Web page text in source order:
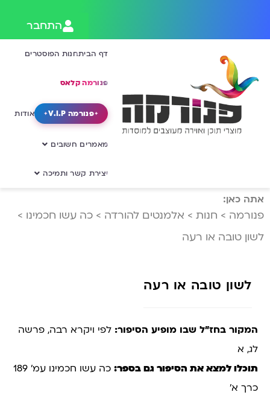
התחבר
דף הביתחנות הפוסטרים
פנורמה קלאס
פנורמה V.I.P אודות
מאמרים חשובים
יצירת קשר ותמיכה
אתה כאן:
פנורמה > חנות > אלמנטים להורדה > כה עשו חכמינו >
לשון טובה או רעה
לשון טובה או רעה
המקור בחז”ל שבו מופיע הסיפור: לפי ויקרא רבה, פרשה
לג, א
תוכלו למצא את הסיפור גם בספר:
כה עשו חכמינו עמ’ 189
כרך א’